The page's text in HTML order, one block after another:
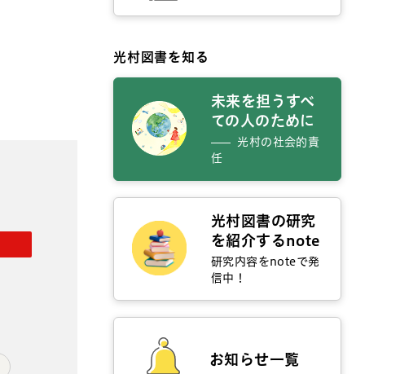
光村図書を知る
未来を担うすべ
ての人のために
光村の社会的責
任
光村図書の研究
を紹介するnote
研究内容をnoteで発
信中！
お知らせ一覧